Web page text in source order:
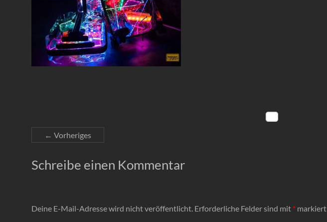
← Vorheriges
Schreibe einen Kommentar
Deine E-Mail-Adresse wird nicht veröffentlicht. Erforderliche Felder sind mit * markiert